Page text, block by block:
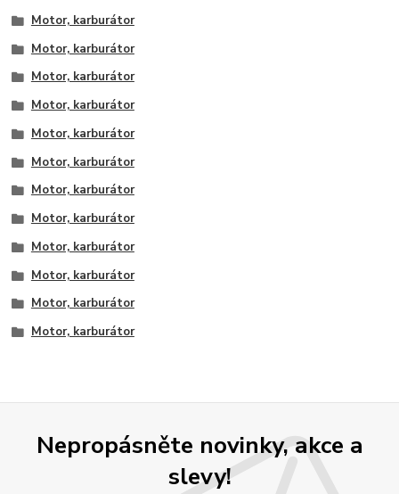
Motor, karburátor
Motor, karburátor
Motor, karburátor
Motor, karburátor
Motor, karburátor
Motor, karburátor
Motor, karburátor
Motor, karburátor
Motor, karburátor
Motor, karburátor
Motor, karburátor
Motor, karburátor
Nepropásněte novinky, akce a
slevy!